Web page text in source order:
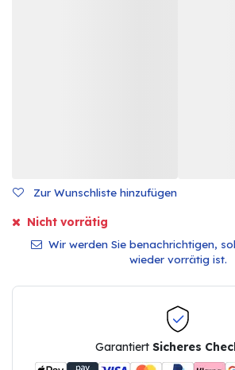
Zur Wunschliste hinzufügen
Nicht vorrätig
Wir werden Sie benachrichtigen,
wieder vorrätig ist.
Garantiert Sicheres